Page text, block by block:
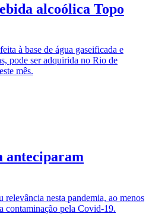
alcoólica Topo
à base de água gaseificada e
pode ser adquirida no Rio de
mês.
anteciparam
relevância nesta pandemia, ao menos
contaminação pela Covid-19.